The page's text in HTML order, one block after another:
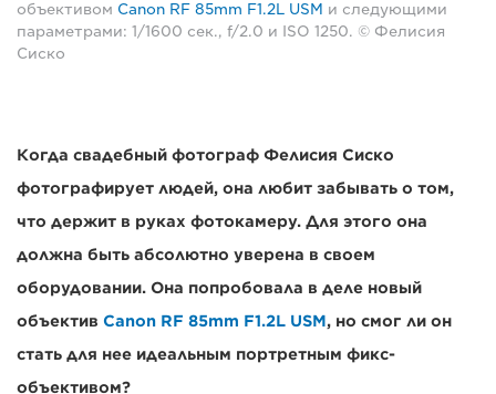
объективом Canon RF 85mm F1.2L USM и следующими
параметрами: 1/1600 сек., f/2.0 и ISO 1250. © Фелисия
Сиско
Когда свадебный фотограф Фелисия Сиско
фотографирует людей, она любит забывать о том,
что держит в руках фотокамеру. Для этого она
должна быть абсолютно уверена в своем
оборудовании. Она попробовала в деле новый
объектив Canon RF 85mm F1.2L USM, но смог ли он
стать для нее идеальным портретным фикс-
объективом?